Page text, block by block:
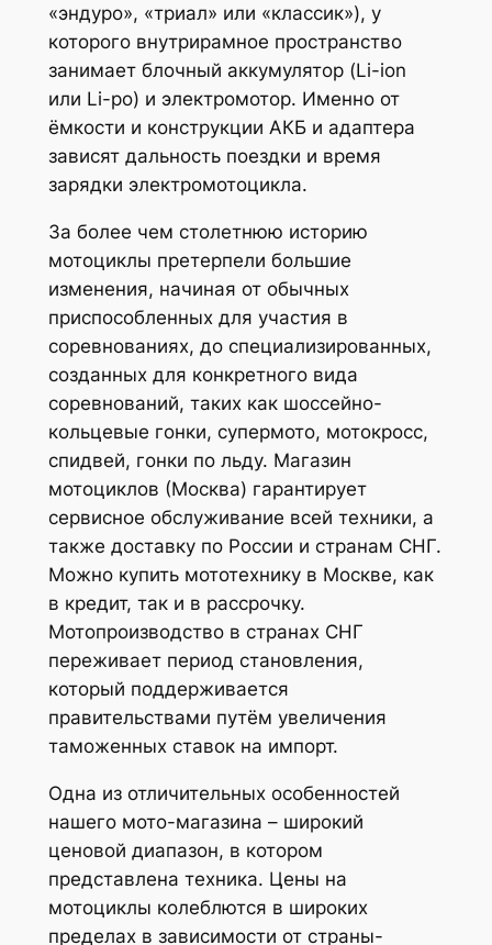
«эндуро», «триал» или «классик»), у
которого внутрирамное пространство
занимает блочный аккумулятор (Li-ion
или Li-po) и электромотор. Именно от
ёмкости и конструкции АКБ и адаптера
зависят дальность поездки и время
зарядки электромотоцикла.
За более чем столетнюю историю
мотоциклы претерпели большие
изменения, начиная от обычных
приспособленных для участия в
соревнованиях, до специализированных,
созданных для конкретного вида
соревнований, таких как шоссейно-
кольцевые гонки, супермото, мотокросс,
спидвей, гонки по льду. Магазин
мотоциклов (Москва) гарантирует
сервисное обслуживание всей техники, а
также доставку по России и странам СНГ.
Можно купить мототехнику в Москве, как
в кредит, так и в рассрочку.
Мотопроизводство в странах СНГ
переживает период становления,
который поддерживается
правительствами путём увеличения
таможенных ставок на импорт.
Одна из отличительных особенностей
нашего мото-магазина – широкий
ценовой диапазон, в котором
представлена техника. Цены на
мотоциклы колеблются в широких
пределах в зависимости от страны-